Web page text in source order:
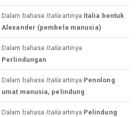
Dalam bahasa Italiaartinya Italia bentuk
Alexander (pembela manusia)
Dalam bahasa Italiaartinya
Perlindungan
Dalam bahasa Italiaartinya Penolong
umat manusia, pelindung
Dalam bahasa Italiaartinya Pelindung